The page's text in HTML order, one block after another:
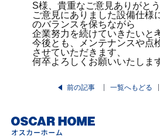
S様、貴重なご意見ありがと
ご意見にありました設備仕様
のバランスを保ちながら
企業努力を続けていきたいと
今後とも、メンテナンスや点
させていただきます、
何卒よろしくお願いいたしま
前の記事 一覧へもどる